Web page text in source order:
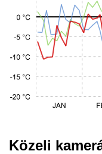
Közeli